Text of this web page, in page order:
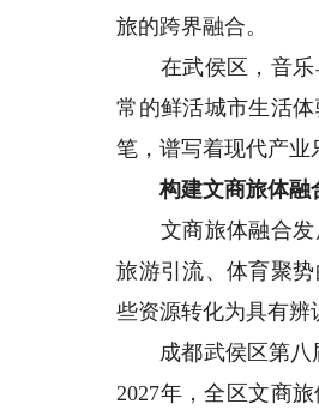
旅的跨界融合。
在武侯区，音乐早
常的鲜活城市生活
笔，谱写着现代产业
构建文商旅体融
文商旅体融合发展
旅游引流、体育聚
些资源转化为具有辨
成都武侯区第八届
2027年，全区文商